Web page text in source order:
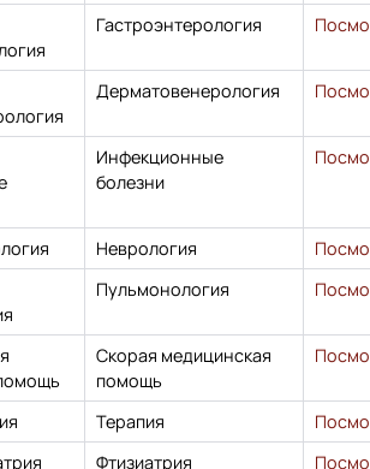
Гастроэнтерология
Дерматовенерология
Инфекционные
болезни
Неврология
Пульмонология
Скорая медицинская
помощь
Терапия
Фтизиатрия